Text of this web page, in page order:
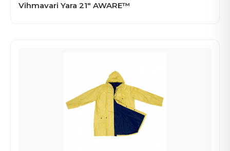
Vihmavari Yara 21" AWARE™